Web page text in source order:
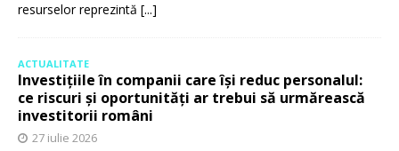
resurselor reprezintă [...]
ACTUALITATE
Investițiile în companii care își reduc personalul:
ce riscuri și oportunități ar trebui să urmărească
investitorii români
27 iulie 2026